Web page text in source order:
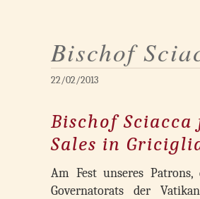
Bischof
22/02/2013
Bischof
Sales in
Am Fest unseres Patrons,
Governatorats der